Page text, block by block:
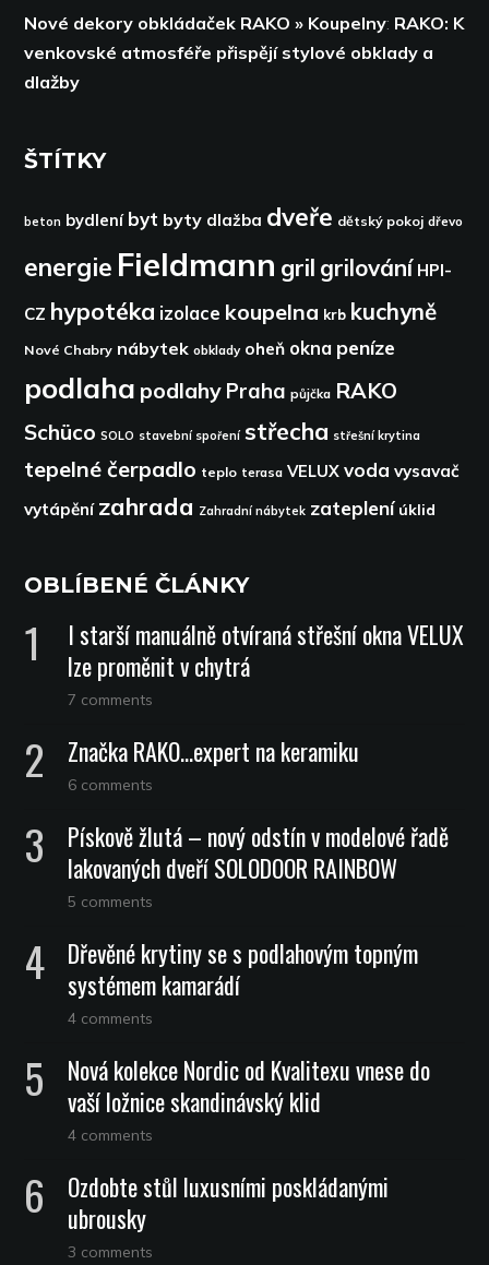
Nové dekory obkládaček RAKO » Koupelny: RAKO: K
venkovské atmosféře přispějí stylové obklady a
dlažby
ŠTÍTKY
beton bydlení byt byty dlažba dveře dětský pokoj dřevo
energie Fieldmann gril grilování HPI-
CZ hypotéka izolace koupelna krb kuchyně
Nové Chabry nábytek obklady oheň okna peníze
podlaha podlahy Praha půjčka RAKO
Schüco SOLO stavební spoření střecha střešní krytina
tepelné čerpadlo teplo terasa VELUX voda vysavač
vytápění zahrada Zahradní nábytek zateplení úklid
OBLÍBENÉ ČLÁNKY
I starší manuálně otvíraná střešní okna VELUX
lze proměnit v chytrá
7 comments
Značka RAKO…expert na keramiku
6 comments
Pískově žlutá – nový odstín v modelové řadě
lakovaných dveří SOLODOOR RAINBOW
5 comments
Dřevěné krytiny se s podlahovým topným
systémem kamarádí
4 comments
Nová kolekce Nordic od Kvalitexu vnese do
vaší ložnice skandinávský klid
4 comments
Ozdobte stůl luxusními poskládanými
ubrousky
3 comments